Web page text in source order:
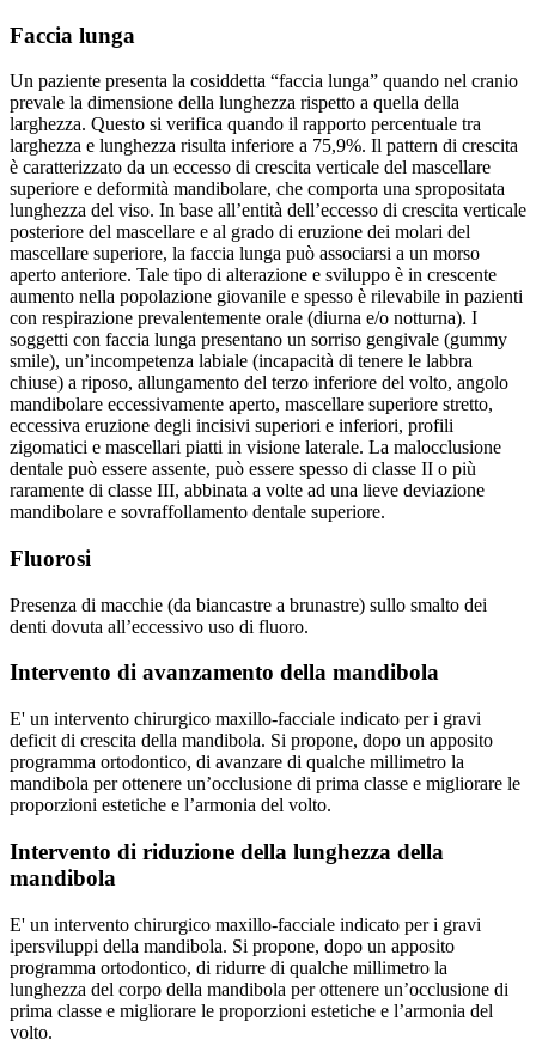
Faccia lunga
Un paziente presenta la cosiddetta “faccia lunga” quando nel cranio
prevale la dimensione della lunghezza rispetto a quella della
larghezza. Questo si verifica quando il rapporto percentuale tra
larghezza e lunghezza risulta inferiore a 75,9%. Il pattern di crescita
è caratterizzato da un eccesso di crescita verticale del mascellare
superiore e deformità mandibolare, che comporta una spropositata
lunghezza del viso. In base all’entità dell’eccesso di crescita verticale
posteriore del mascellare e al grado di eruzione dei molari del
mascellare superiore, la faccia lunga può associarsi a un morso
aperto anteriore. Tale tipo di alterazione e sviluppo è in crescente
aumento nella popolazione giovanile e spesso è rilevabile in pazienti
con respirazione prevalentemente orale (diurna e/o notturna). I
soggetti con faccia lunga presentano un sorriso gengivale (gummy
smile), un’incompetenza labiale (incapacità di tenere le labbra
chiuse) a riposo, allungamento del terzo inferiore del volto, angolo
mandibolare eccessivamente aperto, mascellare superiore stretto,
eccessiva eruzione degli incisivi superiori e inferiori, profili
zigomatici e mascellari piatti in visione laterale. La malocclusione
dentale può essere assente, può essere spesso di classe II o più
raramente di classe III, abbinata a volte ad una lieve deviazione
mandibolare e sovraffollamento dentale superiore.
Fluorosi
Presenza di macchie (da biancastre a brunastre) sullo smalto dei
denti dovuta all’eccessivo uso di fluoro.
Intervento di avanzamento della mandibola
E' un intervento chirurgico maxillo-facciale indicato per i gravi
deficit di crescita della mandibola. Si propone, dopo un apposito
programma ortodontico, di avanzare di qualche millimetro la
mandibola per ottenere un’occlusione di prima classe e migliorare le
proporzioni estetiche e l’armonia del volto.
Intervento di riduzione della lunghezza della
mandibola
E' un intervento chirurgico maxillo-facciale indicato per i gravi
ipersviluppi della mandibola. Si propone, dopo un apposito
programma ortodontico, di ridurre di qualche millimetro la
lunghezza del corpo della mandibola per ottenere un’occlusione di
prima classe e migliorare le proporzioni estetiche e l’armonia del
volto.